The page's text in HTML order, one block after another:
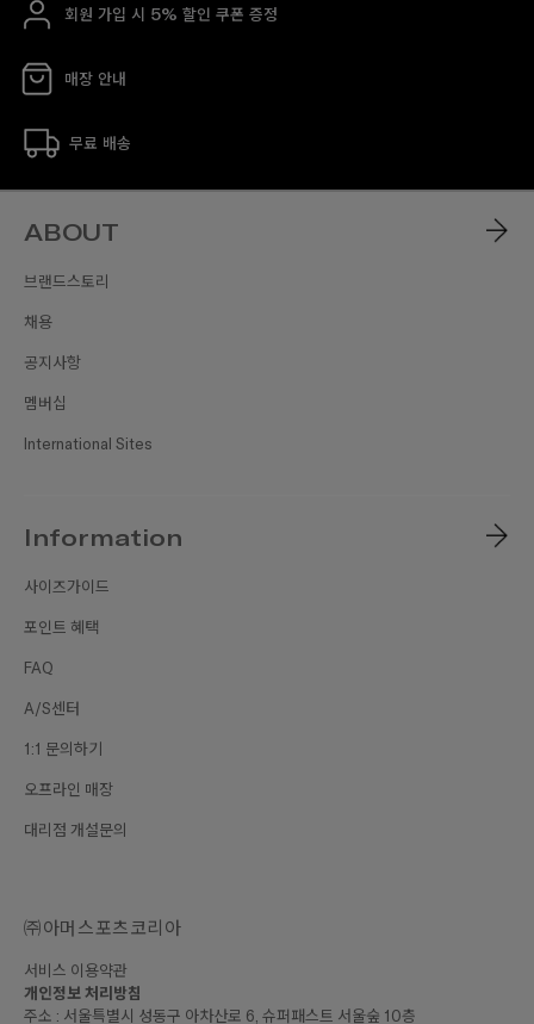
회원 가입 시 5% 할인 쿠폰 증정
매장 안내
무료 배송
ABOUT
브랜드스토리
채용
공지사항
멤버십
International Sites
Information
사이즈가이드
포인트 혜택
FAQ
A/S센터
1:1 문의하기
오프라인 매장
대리점 개설문의
㈜아머스포츠코리아
서비스 이용약관
개인정보 처리방침
주소 : 서울특별시 성동구 아차산로 6, 슈퍼패스트 서울숲 10층